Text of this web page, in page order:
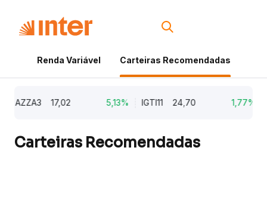
Renda Variável Carteiras Recomendadas
AZZA3 17,02 5,13% IGTI11 24,70 1,77%
Carteiras Recomendadas